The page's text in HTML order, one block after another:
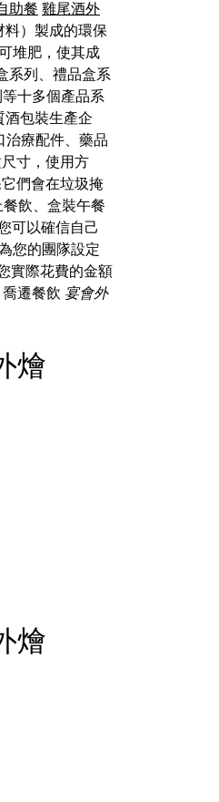
助餐 雞尾酒外
料）製成的環保
堆肥，使其成
系列、禮品盒系
十多個產品系
酒包裝生產企
治療配件、藥品
寸，使用方
們會在垃圾掩
飲、盒裝午餐
可以確信自己
您的團隊設定
實際花費的金額
喬遷餐飲 宴會外
燴
燴